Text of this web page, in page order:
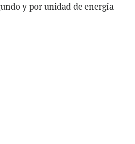
y por unidad de energía